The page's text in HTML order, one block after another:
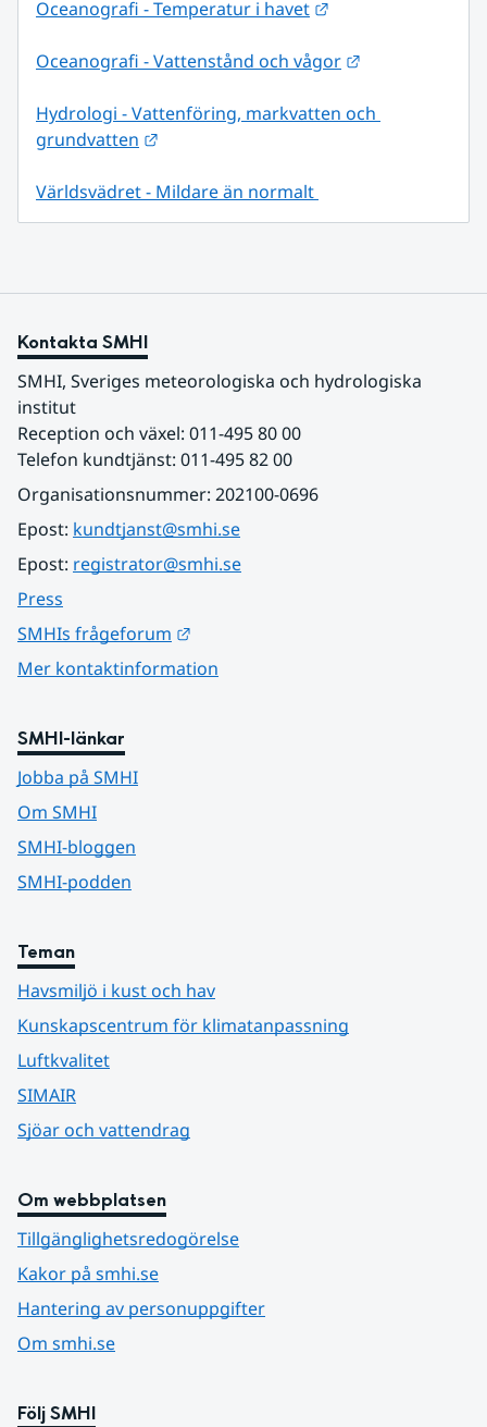
Oceanografi - Temperatur i havet
Oceanografi - Vattenstånd och vågor
Hydrologi - Vattenföring, markvatten och
grundvatten
Världsvädret - Mildare än normalt
Kontakta SMHI
SMHI, Sveriges meteorologiska och hydrologiska
institut
Reception och växel: 011-495 80 00
Telefon kundtjänst: 011-495 82 00
Organisationsnummer: 202100-0696
Epost: kundtjanst@smhi.se
Epost: registrator@smhi.se
Press
SMHIs frågeforum
Mer kontaktinformation
SMHI-länkar
Jobba på SMHI
Om SMHI
SMHI-bloggen
SMHI-podden
Teman
Havsmiljö i kust och hav
Kunskapscentrum för klimatanpassning
Luftkvalitet
SIMAIR
Sjöar och vattendrag
Om webbplatsen
Tillgänglighetsredogörelse
Kakor på smhi.se
Hantering av personuppgifter
Om smhi.se
Följ SMHI